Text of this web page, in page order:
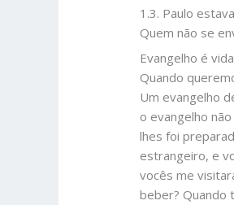
1.3. Paulo
Quem não se
Evangelho é
Quando
Um evangelho
o evangelho
lhes foi
estrangeiro, e
vocês me
beber? Quando